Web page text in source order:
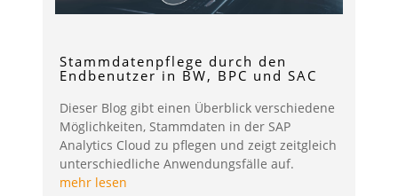
Stammdatenpflege durch den
Endbenutzer in BW, BPC und SAC
Dieser Blog gibt einen Überblick verschiedene
Möglichkeiten, Stammdaten in der SAP
Analytics Cloud zu pflegen und zeigt zeitgleich
unterschiedliche Anwendungsfälle auf.
mehr lesen